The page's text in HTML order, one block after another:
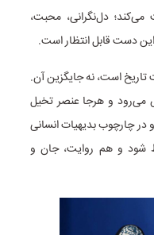
دل‌نگرانی، محبت،
دست قابل انتظار است.
تاریخ است، نه جایگزین آن.
می‌رود و هرجا عنصر تخیل
چارچوب بدیهیات انسانی
شود و هم روایت، جان و